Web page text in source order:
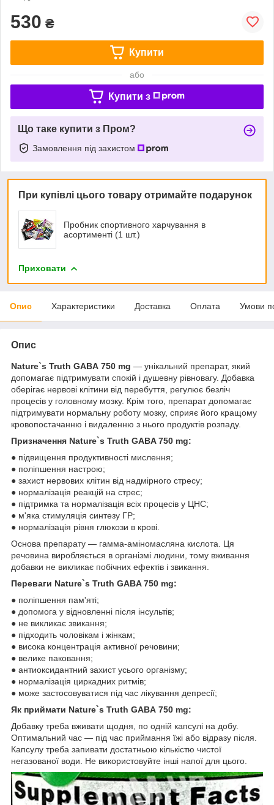
530 ₴
Купити
або
Купити з
Що таке купити з Пром?
Замовлення під захистом
При купівлі цього товару отримайте подарунок
Пробник спортивного харчування в
асортименті (1 шт.)
Приховати
Опис Характеристики Доставка Оплата Умови
Опис
Nature`s Truth GABA 750 mg — унікальний препарат, який
допомагає підтримувати спокій і душевну рівновагу. Добавка
оберігає нервові клітини від перебуття, регулює безліч
процесів у головному мозку. Крім того, препарат допомагає
підтримувати нормальну роботу мозку, сприяє його кращому
кровопостачанню і видаленню з нього продуктів розпаду.
Призначення Nature`s Truth GABA 750 mg:
● підвищення продуктивності мислення;
● поліпшення настрою;
● захист нервових клітин від надмірного стресу;
● нормалізація реакцій на стрес;
● підтримка та нормалізація всіх процесів у ЦНС;
● м'яка стимуляція синтезу ГР;
● нормалізація рівня глюкози в крові.
Основа препарату — гамма-аміномасляна кислота. Ця
речовина виробляється в організмі людини, тому вживання
добавки не викликає побічних ефектів і звикання.
Переваги Nature`s Truth GABA 750 mg:
● поліпшення пам'яті;
● допомога у відновленні після інсультів;
● не викликає звикання;
● підходить чоловікам і жінкам;
● висока концентрація активної речовини;
● велике паковання;
● антиоксидантний захист усього організму;
● нормалізація циркадних ритмів;
● може застосовуватися під час лікування депресії;
Як приймати Nature`s Truth GABA 750 mg:
Добавку треба вживати щодня, по одній капсулі на добу.
Оптимальний час — під час приймання їжі або відразу після.
Капсулу треба запивати достатньою кількістю чистої
негазованої води. Не використовуйте інші напої для цього.